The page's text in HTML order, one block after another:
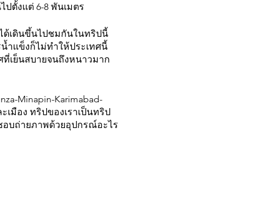
ปตั้งแต่ 6-8 พันเมตร
ด้เดินขึ้นไปชมกันในทริปนี้
ำแข็งก็ไม่ทำให้ประเทศนี้
เย็นสบายจนถึงหนาวมาก
Minapin-Karimabad-
มือง ทริปของเราเป็นทริป
อบถ่ายภาพด้วยอุปกรณ์อะไร